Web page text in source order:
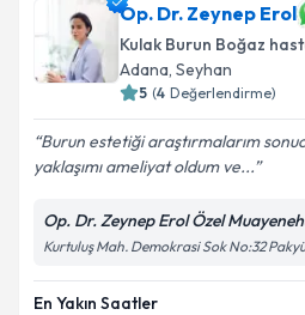
Op. Dr. Zeynep Erol
Kulak Burun Boğaz
Adana, Seyhan
5 (4 Değerlendirme)
Burun estetiği araştırmalarım
yaklaşımı ameliyat oldum ve...
Op. Dr. Zeynep Erol Özel
Kurtuluş Mah. Demokrasi Sok No:32
En Yakın Saatler